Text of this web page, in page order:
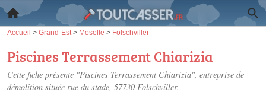
Accueil > Grand-Est > Moselle > Folschviller
Piscines Terrassement Chiarizia
Cette fiche présente "Piscines Terrassement Chiarizia", entreprise de
démolition située rue du stade, 57730 Folschviller.